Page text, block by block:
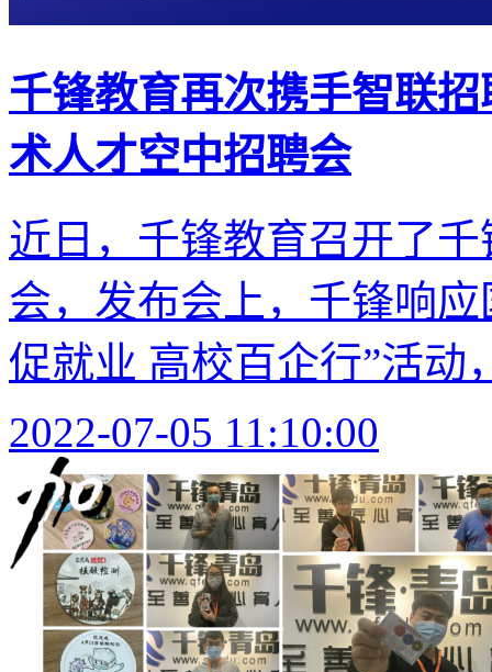
千锋教育再次携手智联
术人才空中招聘会
近日，千锋教育召开了
会，发布会上，千锋响
促就业 高校百企行”活动
2022-07-05 11:10:00